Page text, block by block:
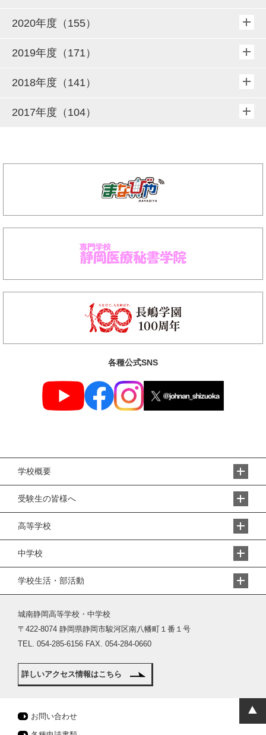
2020年度（155）
2019年度（171）
2018年度（141）
2017年度（104）
各種公式SNS
学校概要
受験生の皆様へ
高等学校
中学校
学校生活・部活動
城南静岡高等学校・中学校
〒422-8074 静岡県静岡市駿河区南八幡町１番１号
TEL. 054-285-6156 FAX. 054-284-0660
詳しいアクセス情報はこちら
お問い合わせ